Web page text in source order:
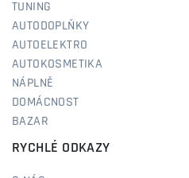
TUNING
AUTODOPLŇKY
AUTOELEKTRO
AUTOKOSMETIKA
NÁPLNĚ
DOMÁCNOST
BAZAR
RYCHLÉ ODKAZY